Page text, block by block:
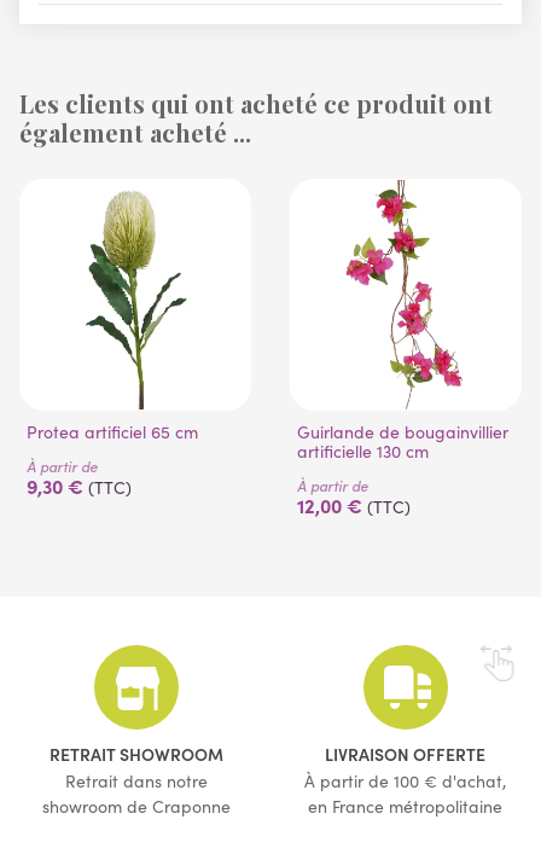
Les clients qui ont acheté ce produit ont
également acheté ...
Protea artificiel 65 cm
À partir de
9,30 € (TTC)
Guirlande de bougainvillier
artificielle 130 cm
À partir de
12,00 € (TTC)
RETRAIT SHOWROOM
Retrait dans notre
showroom de Craponne
LIVRAISON OFFERTE
À partir de 100 € d'achat,
en France métropolitaine